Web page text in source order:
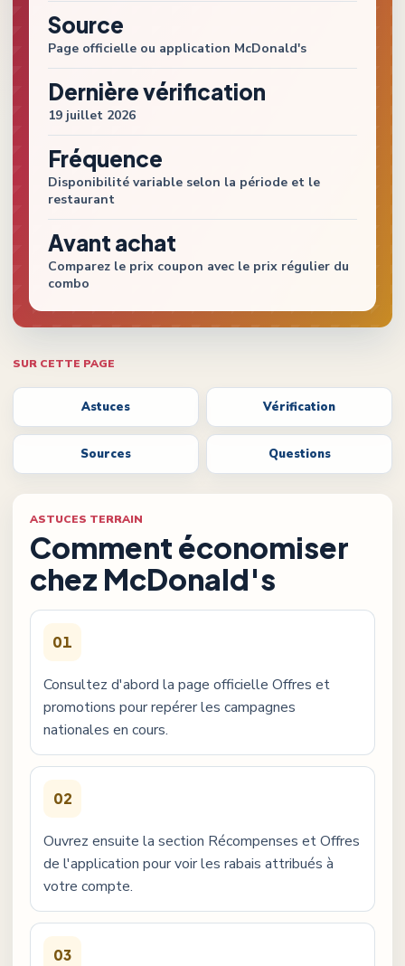
Source
Page officielle ou application McDonald's
Dernière vérification
19 juillet 2026
Fréquence
Disponibilité variable selon la période et le
restaurant
Avant achat
Comparez le prix coupon avec le prix régulier du
combo
SUR CETTE PAGE
Astuces Vérification
Sources Questions
ASTUCES TERRAIN
Comment économiser
chez McDonald's
01
Consultez d'abord la page officielle Offres et
promotions pour repérer les campagnes
nationales en cours.
02
Ouvrez ensuite la section Récompenses et Offres
de l'application pour voir les rabais attribués à
votre compte.
03